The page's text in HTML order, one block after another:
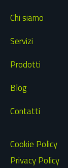
Chi siamo
Servizi
Prodotti
Blog
Contatti
Cookie Policy
Privacy Policy